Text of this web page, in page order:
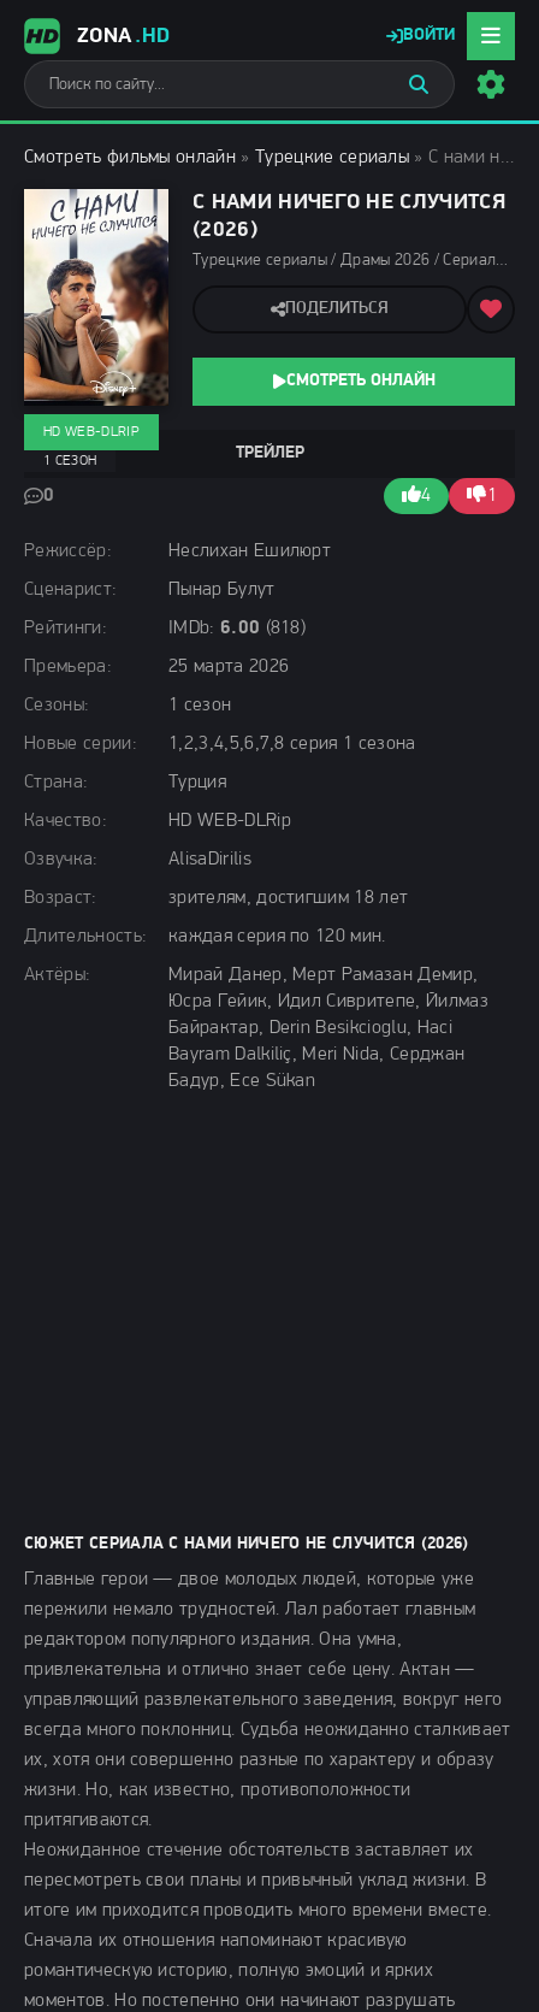
ZONA.HD ВОЙТИ
Смотреть фильмы онлайн » Турецкие сериалы » С нами ничего не случится (2026)
С НАМИ НИЧЕГО НЕ СЛУЧИТСЯ
(2026)
Турецкие сериалы / Драмы 2026 / Сериалы 2026 / Сериалы апреля 2026 / Фильмы 2026 / Новинки сериалов 2026 / Сериалы марта 2026 / Сериалы весны 2026 / Смотреть фильмы онлайн
Режиссёр:
Неслихан Ешилюрт
Сценарист:
Пынар Булут
Рейтинги:
IMDb: 6.00 (818)
Премьера:
25 марта 2026
Сезоны:
1 сезон
Новые серии:
1,2,3,4,5,6,7,8 серия 1 сезона
Страна:
Турция
Качество:
HD WEB-DLRip
Озвучка:
AlisaDirilis
Возраст:
зрителям, достигшим 18 лет
Длительность:
каждая серия по 120 мин.
Актёры:
Мирай Данер, Мерт Рамазан Демир,
Юсра Гейик, Идил Сивритепе, Йилмаз
Байрактар, Derin Besikcioglu, Haci
Bayram Dalkiliç, Meri Nida, Серджан
Бадур, Ece Sükan
ТРЕЙЛЕР
0 4 1
HD WEB-DLRIP
1 СЕЗОН
ПОДЕЛИТЬСЯ
СМОТРЕТЬ ОНЛАЙН
СЮЖЕТ СЕРИАЛА С НАМИ НИЧЕГО НЕ СЛУЧИТСЯ (2026)
Главные герои — двое молодых людей, которые уже
пережили немало трудностей. Лал работает главным
редактором популярного издания. Она умна,
привлекательна и отлично знает себе цену. Актан —
управляющий развлекательного заведения, вокруг него
всегда много поклонниц. Судьба неожиданно сталкивает
их, хотя они совершенно разные по характеру и образу
жизни. Но, как известно, противоположности
притягиваются.
Неожиданное стечение обстоятельств заставляет их
пересмотреть свои планы и привычный уклад жизни. В
итоге им приходится проводить много времени вместе.
Сначала их отношения напоминают красивую
романтическую историю, полную эмоций и ярких
моментов. Но постепенно они начинают разрушать